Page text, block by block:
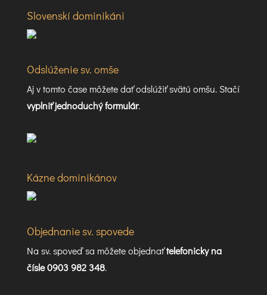
Slovenskí dominikáni
Odslúženie sv. omše
Aj v tomto čase môžete dať odslúžiť svätú omšu. Stačí
vyplniť jednoduchý formulár.
Kázne dominikánov
Objednanie sv. spovede
Na sv. spoveď sa môžete objednaťtelefonicky na
čísle 0903 982 348.